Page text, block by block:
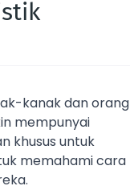
kanak dan orang
mempunyai
khusus untuk
memahami cara